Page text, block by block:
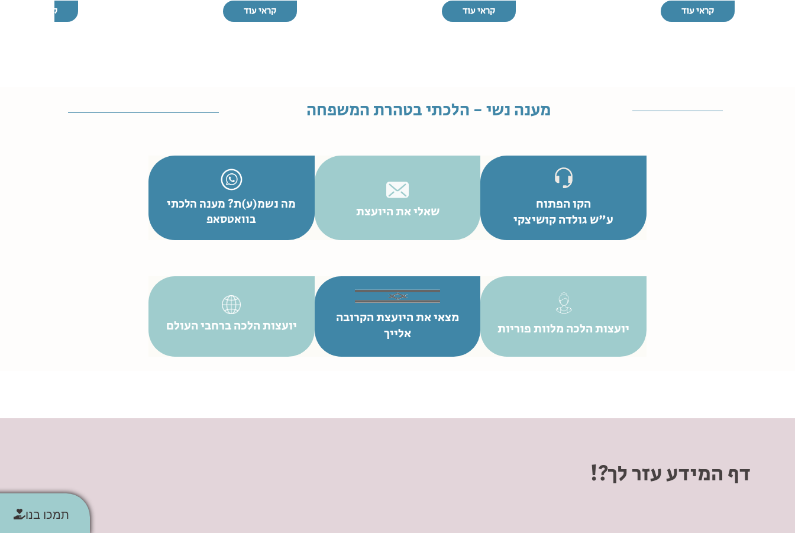
קראי עוד קראי עוד קראי עוד קראי עוד
מענה נשי - הלכתי בטהרת המשפחה
הקו הפתוח
ע"ש גולדה קושיצקי
שאלי את היועצת
מה נשמ(ע)ת? מענה הלכתי
בוואטסאפ
יועצות הלכה מלוות פוריות
מצאי את היועצת הקרובה
אלייך
יועצות הלכה ברחבי העולם
דף המידע עזר לך?!
תמכו בנו